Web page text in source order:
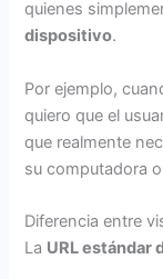
quienes
dispositivo.
Por ejemplo,
quiero que el
que realmente
su computadora
Diferencia entre
La URL estándar